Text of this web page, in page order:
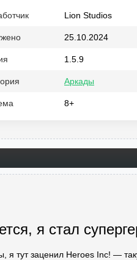
Lion Studios
25.10.2024
1.5.9
Аркады
8+
я стал
я тут заценил Heroes Inc! —